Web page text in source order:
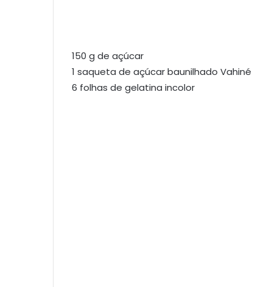
150 g de açúcar
1 saqueta de açúcar baunilhado Vahiné
6 folhas de gelatina incolor